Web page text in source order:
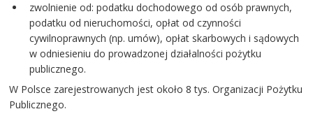
zwolnienie od: podatku dochodowego od osób prawnych,
podatku od nieruchomości, opłat od czynności
cywilnoprawnych (np. umów), opłat skarbowych i sądowych
w odniesieniu do prowadzonej działalności pożytku
publicznego.
W Polsce zarejestrowanych jest około 8 tys. Organizacji Pożytku
Publicznego.